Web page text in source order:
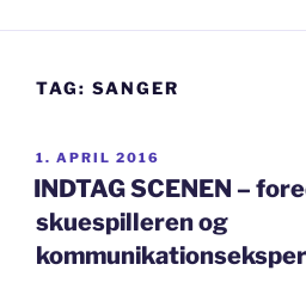
TAG: SANGER
UDGIVET
DEN
1. APRIL 2016
INDTAG SCENEN –
skuespilleren og